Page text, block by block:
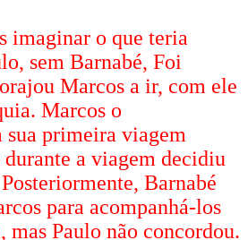
imaginar o que teria
sem Barnabé, Foi
Marcos a ir, com ele
Marcos o
sua primeira viagem
a viagem decidiu
Barnabé
para acompanhá-los
mas Paulo não concordou.